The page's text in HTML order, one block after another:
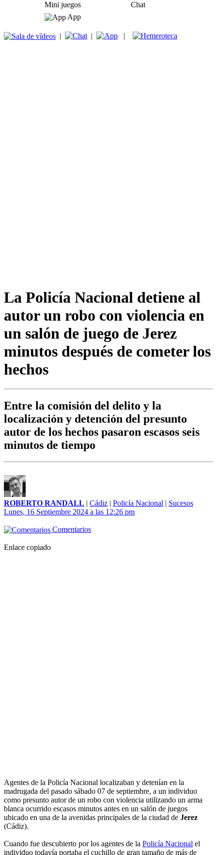
Mini juegos
Chat
App
| | |
La Policía Nacional detiene al
autor un robo con violencia en
un salón de juego de Jerez
minutos después de cometer los
hechos
Entre la comisión del delito y la
localización y detención del presunto
autor de los hechos pasaron escasos seis
minutos de tiempo
ROBERTO RANDALL | Cádiz | Policía Nacional | Sucesos
Lunes, 16 Septiembre 2024 a las 12:26 pm
Comentarios
Enlace copiado
Agentes de la Policía Nacional localizaban y detenían en la
madrugada del pasado sábado 07 de septiembre, a un individuo
como presunto autor de un robo con violencia utilizando un arma
blanca ocurrido escasos minutos antes en un salón de juegos
ubicado en una de la avenidas principales de la ciudad de Jerez
(Cádiz).
Cuando fue descubierto por los agentes de la Policía Nacional el
individuo todavía portaba el cuchillo de gran tamaño de más de